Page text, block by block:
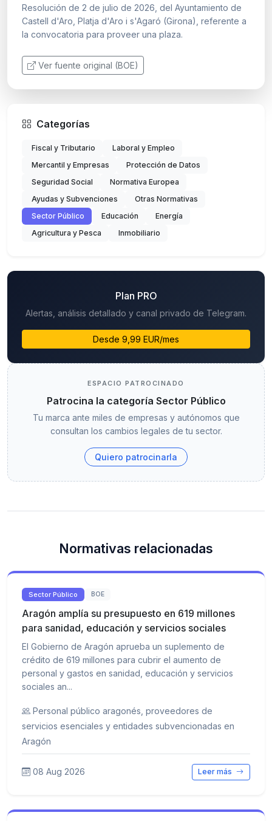
Resolución de 2 de julio de 2026, del Ayuntamiento de
Castell d'Aro, Platja d'Aro i s'Agaró (Girona), referente a
la convocatoria para proveer una plaza.
Ver fuente original (BOE)
Categorías
Fiscal y Tributario
Laboral y Empleo
Mercantil y Empresas
Protección de Datos
Seguridad Social
Normativa Europea
Ayudas y Subvenciones
Otras Normativas
Sector Público
Educación
Energía
Agricultura y Pesca
Inmobiliario
Plan PRO
Alertas, análisis detallado y canal privado de Telegram.
Desde 9,99 EUR/mes
ESPACIO PATROCINADO
Patrocina la categoría Sector Público
Tu marca ante miles de empresas y autónomos que
consultan los cambios legales de tu sector.
Quiero patrocinarla
Normativas relacionadas
Sector Público BOE
Aragón amplía su presupuesto en 619 millones
para sanidad, educación y servicios sociales
El Gobierno de Aragón aprueba un suplemento de
crédito de 619 millones para cubrir el aumento de
personal y gastos en sanidad, educación y servicios
sociales an...
Personal público aragonés, proveedores de
servicios esenciales y entidades subvencionadas en
Aragón
08 Aug 2026 Leer más